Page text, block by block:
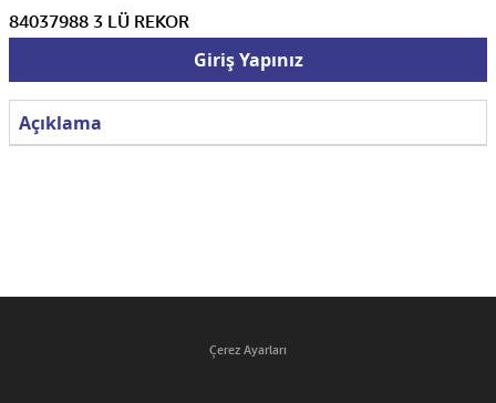
84037988 3 LÜ REKOR
Giriş Yapınız
Açıklama
Çerez Ayarları